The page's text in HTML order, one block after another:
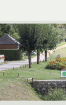
naar
de
inhoud
gaan